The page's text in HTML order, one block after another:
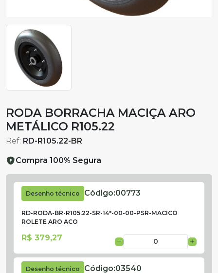
RODA BORRACHA MACIÇA ARO
METÁLICO R105.22
Ref: RD-R105.22-BR
Compra 100% Segura
Desenho técnico Código:00773
RD-RODA-BR-R105.22-SR-14"-00-00-PSR-MACICO
ROLETE ARO ACO
R$ 379,27
Desenho técnico Código:03540